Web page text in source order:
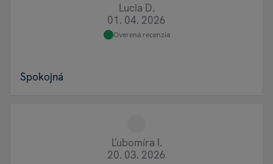
Lucia D.
01. 04. 2026
Overená recenzia
Spokojná
Ľubomíra I.
20. 03. 2026